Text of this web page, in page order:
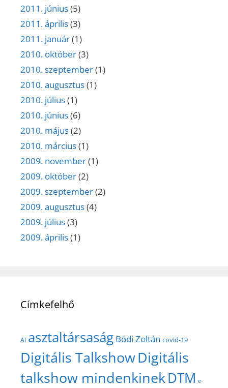
2011. június(5)
2011. április(3)
2011. január(1)
2010. október(3)
2010. szeptember(1)
2010. augusztus(1)
2010. július(1)
2010. június(6)
2010. május(2)
2010. március(1)
2009. november(1)
2009. október(2)
2009. szeptember(2)
2009. augusztus(4)
2009. július(3)
2009. április(1)
Címkefelhő
AI asztaltársaság Bódi Zoltán covid-19
Digitális TalkshowDigitális
talkshow mindenkinekDTM e-